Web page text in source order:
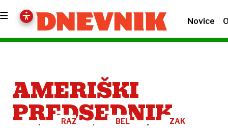
Novice
AMERIŠKI
PREDSEDNIK
RAZKOŠNO
BELA
ZAKULISJE